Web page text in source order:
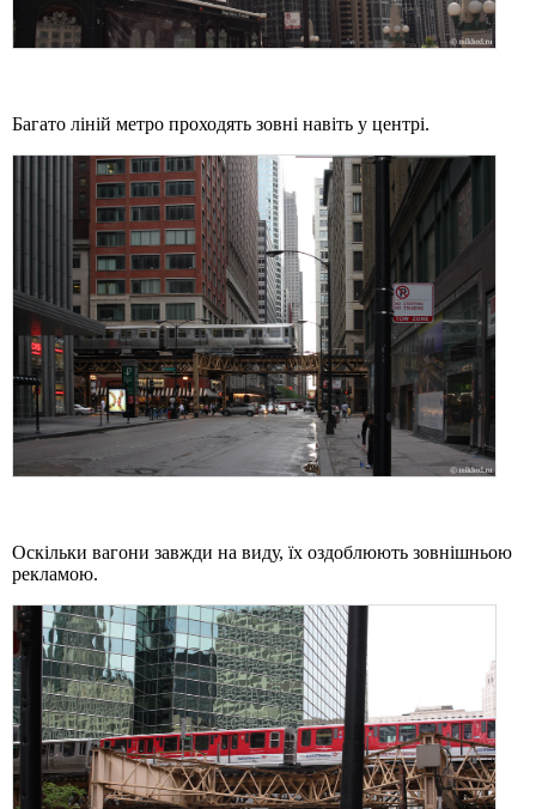
Багато ліній метро проходять зовні навіть у центрі.
Оскільки вагони завжди на виду, їх оздоблюють зовнішньою
рекламою.